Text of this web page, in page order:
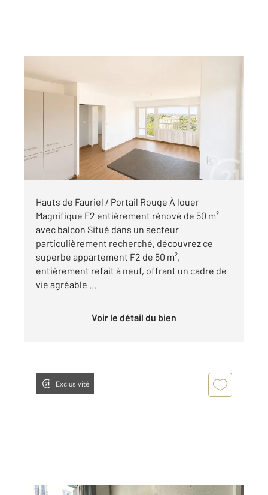
ST ETIENNE 42
44,02 m2, 2 pièces
Ref : 3557
Appartement F2 à louer
600 €
par mois charges comprises
Visiter le site dédié
Hauts de Fauriel / Portail Rouge À louer
Magnifique F2 entièrement rénové de 50 m²
avec balcon Situé dans un secteur
particulièrement recherché, découvrez ce
superbe appartement F2 de 50 m²,
entièrement refait à neuf, offrant un cadre de
vie agréable ...
Voir le détail du bien
Exclusivité